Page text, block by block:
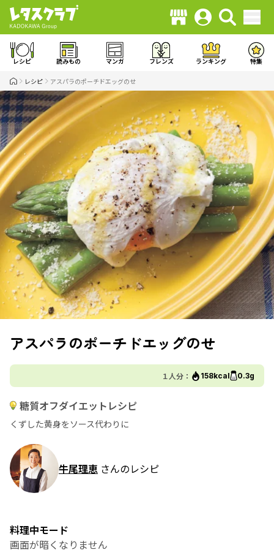
レシピ 読みもの マンガ フレンズ ランキング 特集
レシピ アスパラのポーチドエッグのせ
アスパラのポーチドエッグのせ
１人分： 158kcal 0.3g
糖質オフダイエットレシピ
くずした黄身をソース代わりに
牛尾理恵 さんのレシピ
料理中モード
画面が暗くなりません